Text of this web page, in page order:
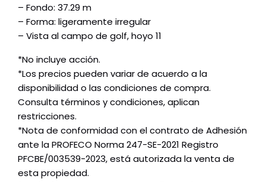
– Fondo: 37.29 m
– Forma: ligeramente irregular
– Vista al campo de golf, hoyo 11
*No incluye acción.
*Los precios pueden variar de acuerdo a la
disponibilidad o las condiciones de compra.
Consulta términos y condiciones, aplican
restricciones.
*Nota de conformidad con el contrato de Adhesión
ante la PROFECO Norma 247-SE-2021 Registro
PFCBE/003539-2023, está autorizada la venta de
esta propiedad.